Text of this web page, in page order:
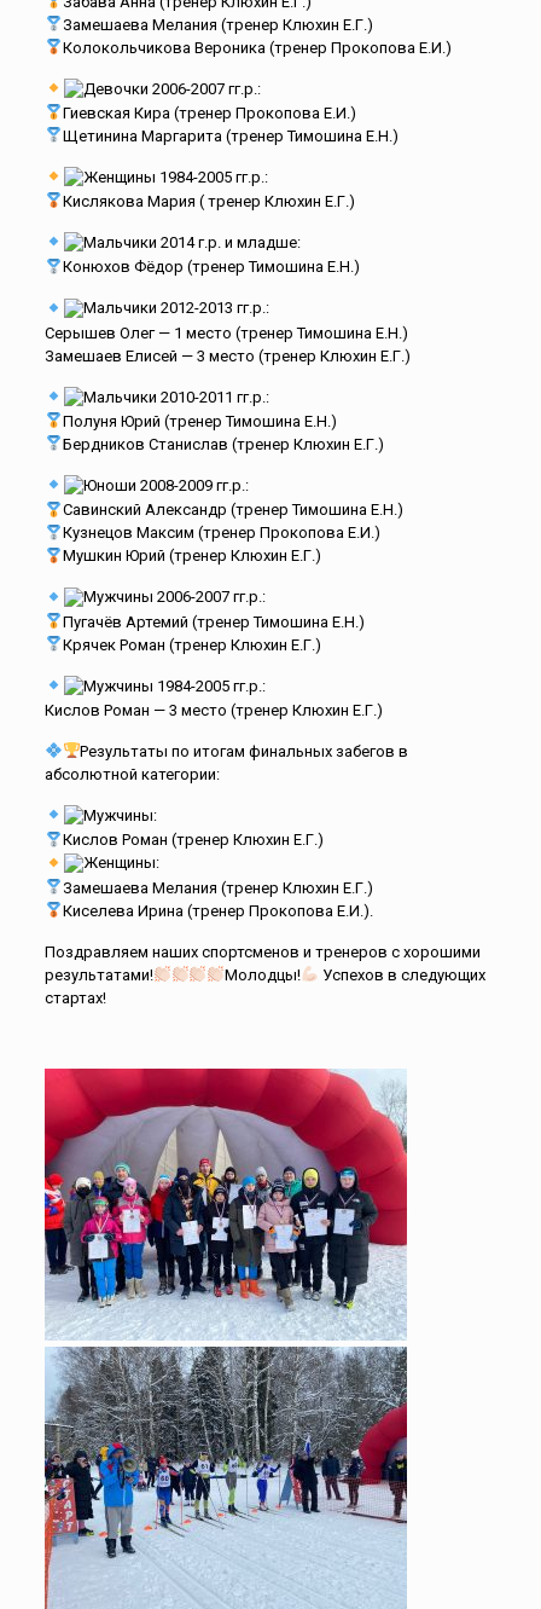
Замешаева Мелания (тренер Клюхин Е.Г.)
Колокольчикова Вероника (тренер Прокопова Е.И.)
Девочки 2006-2007 гг.р.:
Гиевская Кира (тренер Прокопова Е.И.)
Щетинина Маргарита (тренер Тимошина Е.Н.)
Женщины 1984-2005 гг.р.:
Кислякова Мария ( тренер Клюхин Е.Г.)
Мальчики 2014 г.р. и младше:
Конюхов Фёдор (тренер Тимошина Е.Н.)
Мальчики 2012-2013 гг.р.:
Серышев Олег — 1 место (тренер Тимошина Е.Н.)
Замешаев Елисей — 3 место (тренер Клюхин Е.Г.)
Мальчики 2010-2011 гг.р.:
Полуня Юрий (тренер Тимошина Е.Н.)
Бердников Станислав (тренер Клюхин Е.Г.)
Юноши 2008-2009 гг.р.:
Савинский Александр (тренер Тимошина Е.Н.)
Кузнецов Максим (тренер Прокопова Е.И.)
Мушкин Юрий (тренер Клюхин Е.Г.)
Мужчины 2006-2007 гг.р.:
Пугачёв Артемий (тренер Тимошина Е.Н.)
Крячек Роман (тренер Клюхин Е.Г.)
Мужчины 1984-2005 гг.р.:
Кислов Роман — 3 место (тренер Клюхин Е.Г.)
Результаты по итогам финальных забегов в
абсолютной категории:
Мужчины:
Кислов Роман (тренер Клюхин Е.Г.)
Женщины:
Замешаева Мелания (тренер Клюхин Е.Г.)
Киселева Ирина (тренер Прокопова Е.И.).
Поздравляем наших спортсменов и тренеров с хорошими
результатами!
Молодцы!
Успехов в следующих
стартах!